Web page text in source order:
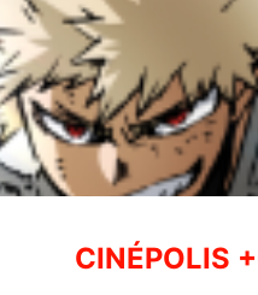
CINÉPOLIS